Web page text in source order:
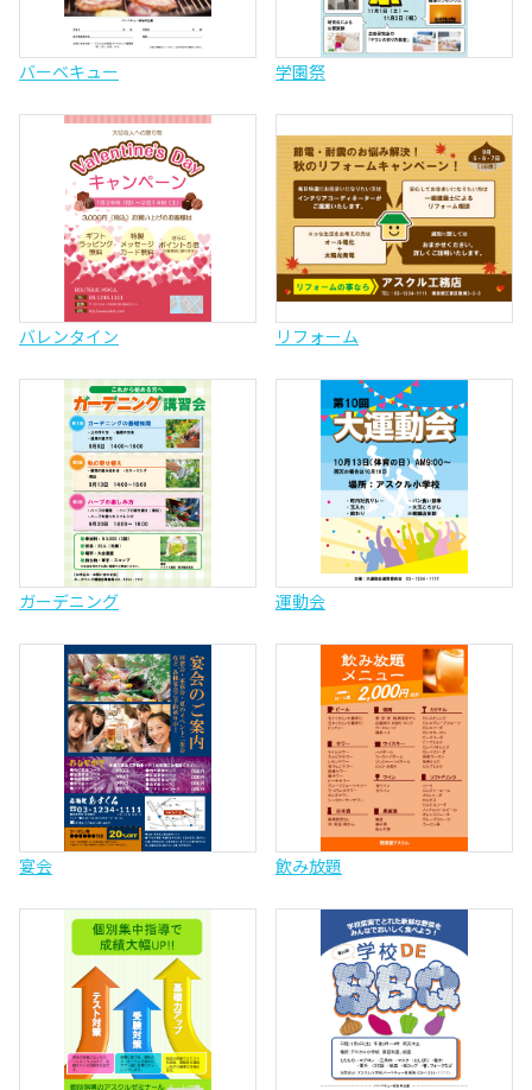
バーベキュー 学園祭
バレンタイン リフォーム
ガーデニング 運動会
宴会 飲み放題